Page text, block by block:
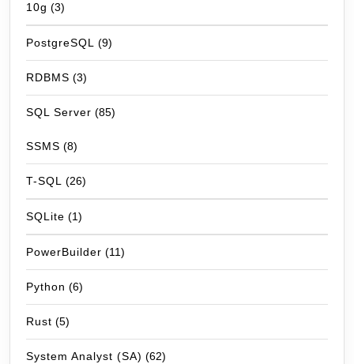
10g (3)
PostgreSQL (9)
RDBMS (3)
SQL Server (85)
SSMS (8)
T-SQL (26)
SQLite (1)
PowerBuilder (11)
Python (6)
Rust (5)
System Analyst (SA) (62)